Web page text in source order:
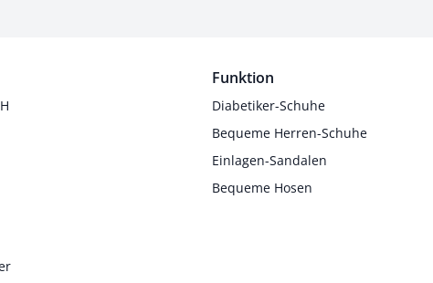
Funktion
Diabetiker-Schuhe
Bequeme Herren-Schuhe
Einlagen-Sandalen
Bequeme Hosen